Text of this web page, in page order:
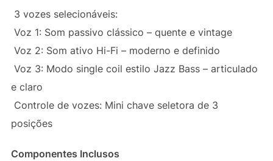
3 vozes selecionáveis:
Voz 1: Som passivo clássico – quente e vintage
Voz 2: Som ativo Hi-Fi – moderno e definido
Voz 3: Modo single coil estilo Jazz Bass – articulado
e claro
Controle de vozes: Mini chave seletora de 3
posições
Componentes Inclusos